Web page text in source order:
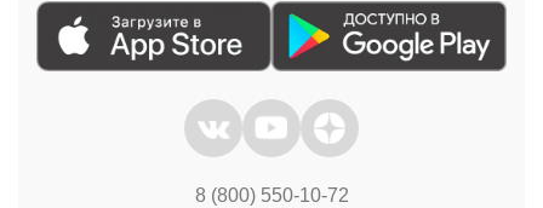
8 (800) 550-10-72